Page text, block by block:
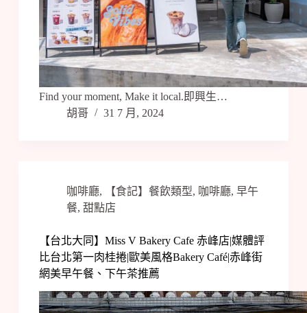
Find your moment, Make it local.即興生…
胡哥
31 7 月, 2024
咖啡廳, 【食記】餐飲類型, 咖啡廳, 早午
餐, 甜點店
【台北大同】Miss V Bakery Cafe 赤峰店|媒體評
比台北第一肉桂捲|歐美風格Bakery Café|赤峰街
網美早午餐、下午茶推薦